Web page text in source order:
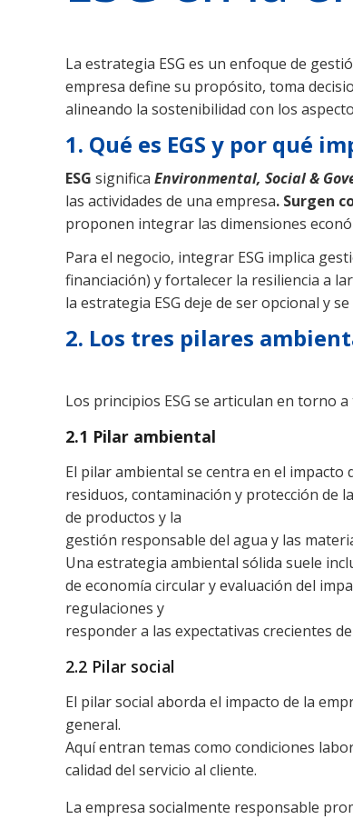
La estrategia ESG es un enfoque de
empresa define su propósito, toma
alineando la sostenibilidad con los
1. Qué es EGS y por qué
ESG significa Environmental, Social &
las actividades de una empresa. Surgen
proponen integrar las dimensiones
Para el negocio, integrar ESG implica
financiación) y fortalecer la resiliencia a
la estrategia ESG deje de ser opcional y
2. Los tres pilares
Los principios ESG se articulan en torno
2.1 Pilar ambiental
El pilar ambiental se centra en el
residuos, contaminación y protección de
de productos y la
gestión responsable del agua y las
Una estrategia ambiental sólida suele
de economía circular y evaluación del
regulaciones y
responder a las expectativas crecientes
2.2 Pilar social
El pilar social aborda el impacto de la empresa en las
general.
Aquí entran temas como condiciones
calidad del servicio al cliente.
La empresa socialmente responsable